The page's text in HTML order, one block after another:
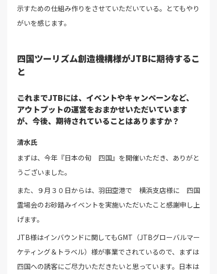
示すための仕組み作りをさせていただいている。とてもやり
がいを感じます。
四国ツーリズム創造機構様がJTBに期待するこ
と
――これまでJTBには、イベントやキャンペーンなど、
アウトプットの運営をおまかせいただいています
が、今後、期待されていることはありますか？
清水氏
まずは、今年『日本の旬 四国』を開催いただき、ありがと
うございました。
また、９月３０日からは、羽田空港で 横浜支店様に 四国
霊場会のお砂踏みイベントを実施いただいたこと感謝申し上
げます。
JTB様はインバウンドに関してもGMT（JTBグローバルマー
ケティング＆トラベル）様が事業でされているので、まずは
四国への誘客にご尽力いただきたいと思っています。日本は